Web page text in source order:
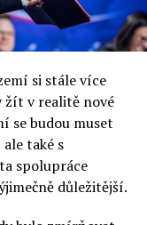
si stále více
žít v realitě nové
se budou muset
také s
spolupráce
důležitější.